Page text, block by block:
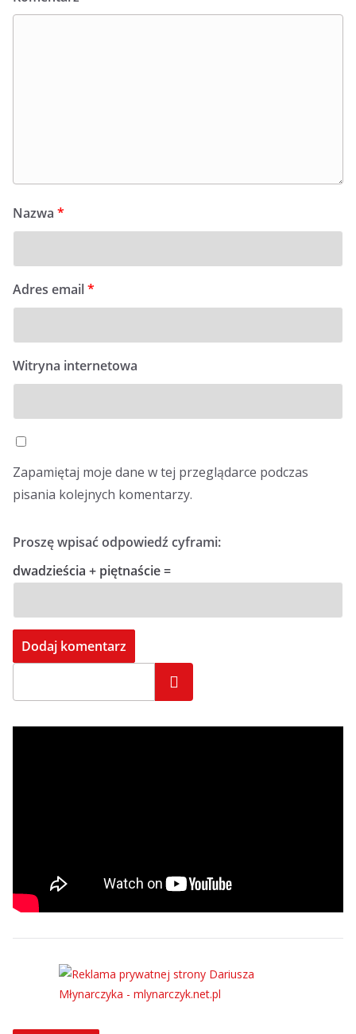
Nazwa *
Adres email*
Witryna internetowa
Zapamiętaj moje dane w tej przeglądarce podczas
pisania kolejnych komentarzy.
Proszę wpisać odpowiedź cyframi:
dwadzieścia + piętnaście =
Szukaj